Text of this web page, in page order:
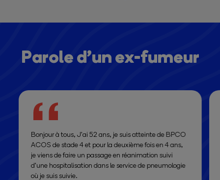
Parole d’un ex-fumeur
Bonjour à tous, J'ai 52 ans, je suis atteinte de BPCO
ACOS de stade 4 et pour la deuxième fois en 4 ans,
je viens de faire un passage en réanimation suivi
d'une hospitalisation dans le service de pneumologie
où je suis suivie.